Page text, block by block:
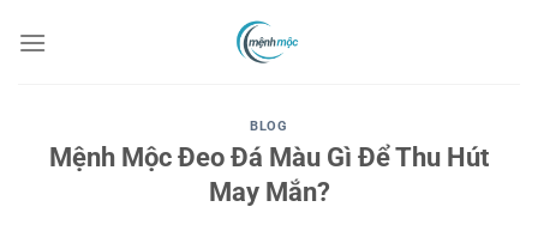
đến
BLOG
Mệnh Mộc Đeo Đá Màu Gì Để Thu Hút
May Mắn?